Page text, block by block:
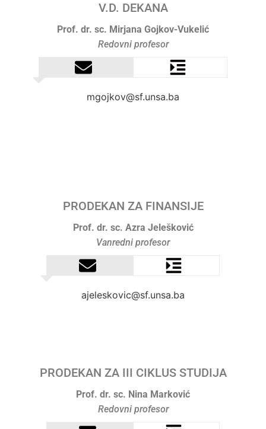
V.D. DEKANA
Prof. dr. sc. Mirjana Gojkov-Vukelić
Redovni profesor
mgojkov@sf.unsa.ba
PRODEKAN ZA FINANSIJE
Prof. dr. sc. Azra Jelešković
Vanredni profesor
ajeleskovic@sf.unsa.ba
PRODEKAN ZA III CIKLUS STUDIJA
Prof. dr. sc. Nina Marković
Redovni profesor